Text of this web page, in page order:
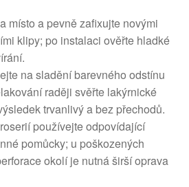
místo a pevně zafixujte novými
klipy; po instalaci ověřte hladké
na sladění barevného odstínu
raději svěřte lakýrnické
trvanlivý a bez přechodů.
používejte odpovídající
pomůcky; u poškozených
okolí je nutná širší oprava